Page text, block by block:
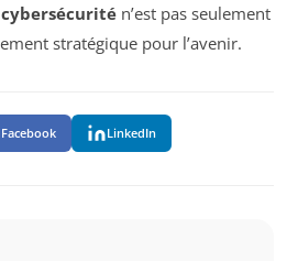
cybersécurité n’est pas seulement
stratégique pour l’avenir.
Facebook LinkedIn